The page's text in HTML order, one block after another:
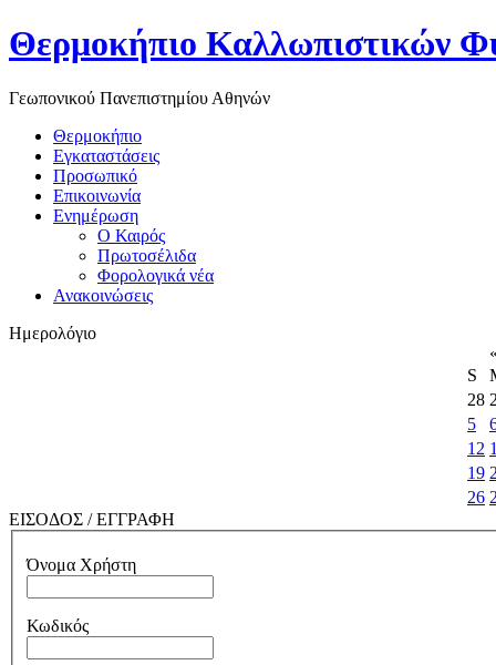
Θερμοκήπιο Καλλωπιστικών
Γεωπονικού Πανεπιστημίου Αθηνών
Θερμοκήπιο
Εγκαταστάσεις
Προσωπικό
Επικοινωνία
Ενημέρωση
Ο Καιρός
Πρωτοσέλιδα
Φορολογικά νέα
Ανακοινώσεις
Ημερολόγιο
S
28
5
12
19
26
ΕΙΣΟΔΟΣ / ΕΓΓΡΑΦΗ
Όνομα Χρήστη
Κωδικός